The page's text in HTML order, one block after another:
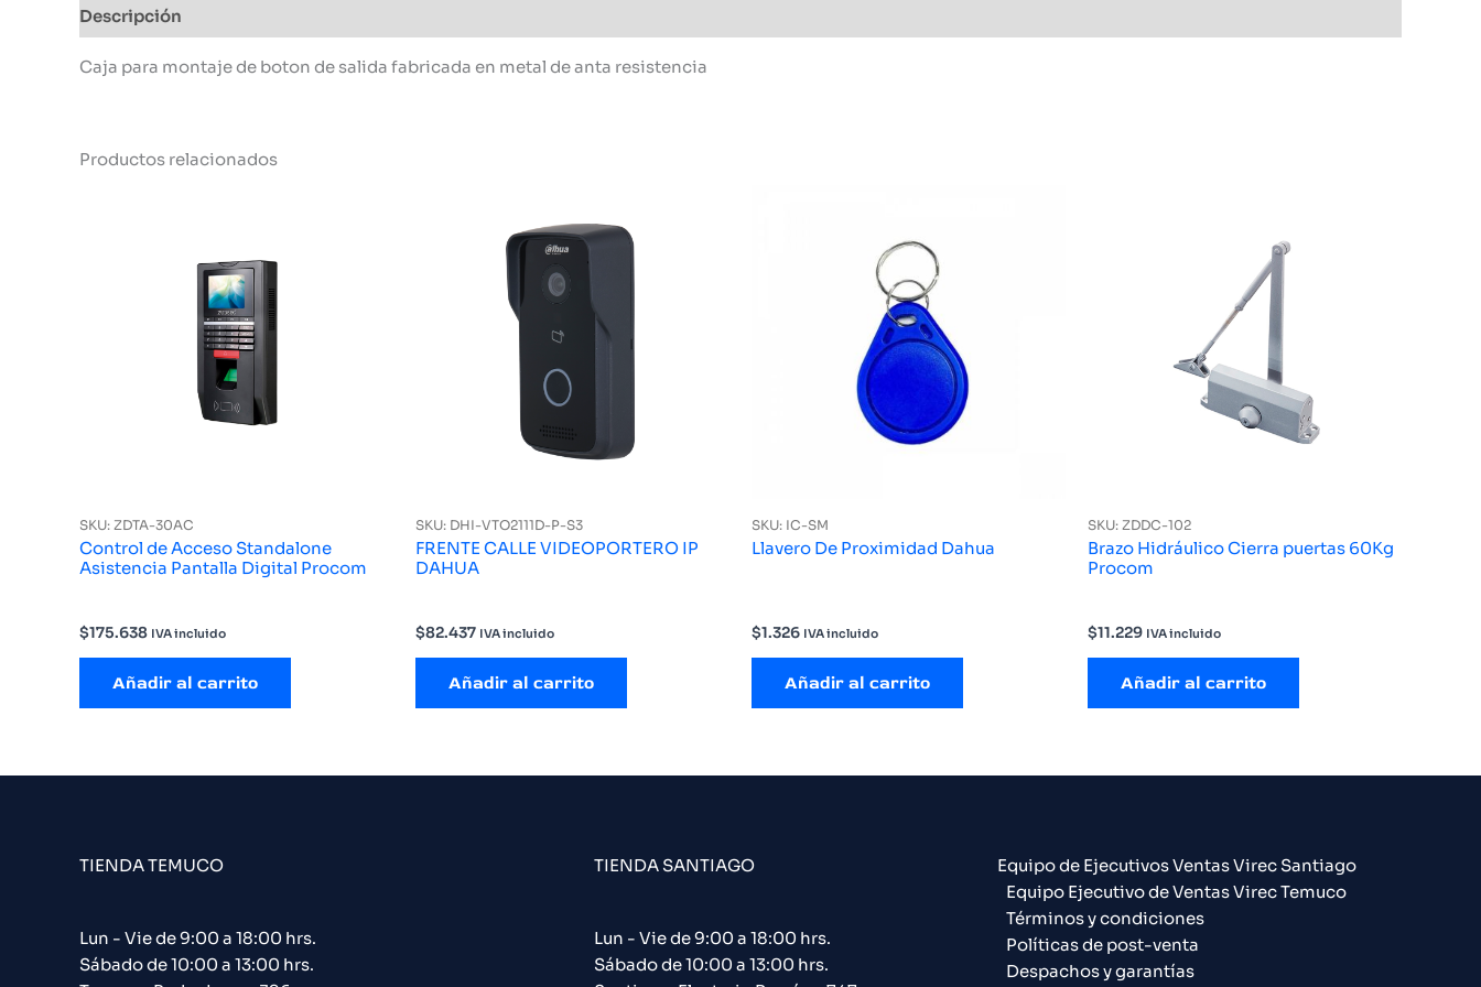
Descripción
Caja para montaje de boton de salida fabricada en metal de anta resistencia
Productos relacionados
SKU: ZDTA-30AC
Control de Acceso Standalone
Asistencia Pantalla Digital Procom
$175.638 IVA incluido
Añadir al carrito
SKU: DHI-VTO2111D-P-S3
FRENTE CALLE VIDEOPORTERO IP
DAHUA
$82.437 IVA incluido
Añadir al carrito
SKU: IC-SM
Llavero De Proximidad Dahua
$1.326 IVA incluido
Añadir al carrito
SKU: ZDDC-102
Brazo Hidráulico Cierra puertas 60Kg
Procom
$11.229 IVA incluido
Añadir al carrito
TIENDA TEMUCO
Lun - Vie de 9:00 a 18:00 hrs.
Sábado de 10:00 a 13:00 hrs.
TIENDA SANTIAGO
Lun - Vie de 9:00 a 18:00 hrs.
Sábado de 10:00 a 13:00 hrs.
Equipo de Ejecutivos Ventas Virec Santiago
Equipo Ejecutivo de Ventas Virec Temuco
Términos y condiciones
Políticas de post-venta
Despachos y garantías